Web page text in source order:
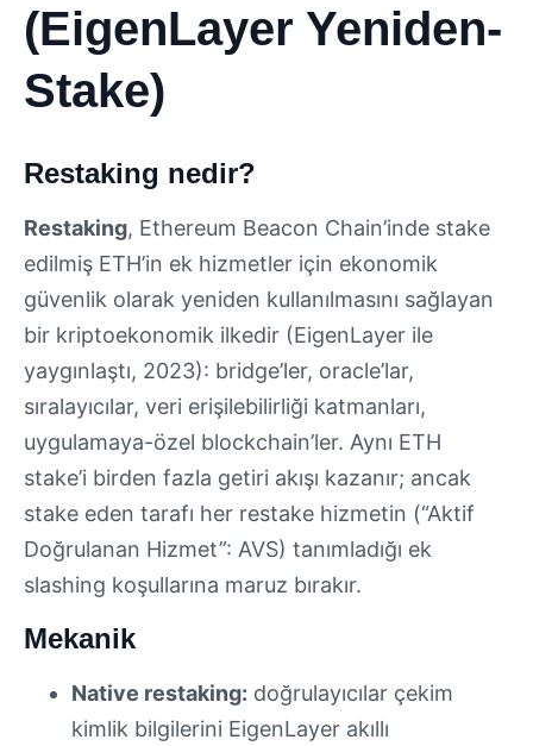
(EigenLayer Yeniden-
Stake)
Restaking nedir?
Restaking, Ethereum Beacon Chain’inde stake
edilmiş ETH’in ek hizmetler için ekonomik
güvenlik olarak yeniden kullanılmasını sağlayan
bir kriptoekonomik ilkedir (EigenLayer ile
yaygınlaştı, 2023): bridge’ler, oracle’lar,
sıralayıcılar, veri erişilebilirliği katmanları,
uygulamaya-özel blockchain’ler. Aynı ETH
stake’i birden fazla getiri akışı kazanır; ancak
stake eden tarafı her restake hizmetin (“Aktif
Doğrulanan Hizmet”: AVS) tanımladığı ek
slashing koşullarına maruz bırakır.
Mekanik
Native restaking: doğrulayıcılar çekim
kimlik bilgilerini EigenLayer akıllı